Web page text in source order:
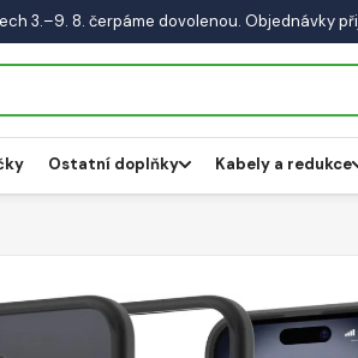
3.–9. 8. čerpáme dovolenou. Objednávky
Ostatní doplňky Kabely a redukce